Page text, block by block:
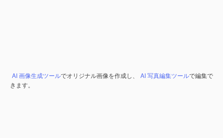
AI 画像生成ツールでオリジナル画像を作成し、 AI 写真編集ツールで編集で
きます。